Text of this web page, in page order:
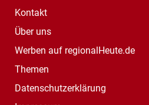
Kontakt
Über uns
Werben auf regionalHeute.de
Themen
Datenschutzerklärung